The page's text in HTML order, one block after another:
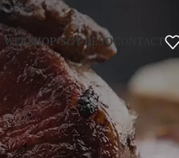
WEBSHOP SOY BESOCONTACT